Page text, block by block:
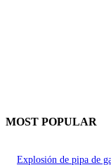
MOST POPULAR
Explosión de pipa de